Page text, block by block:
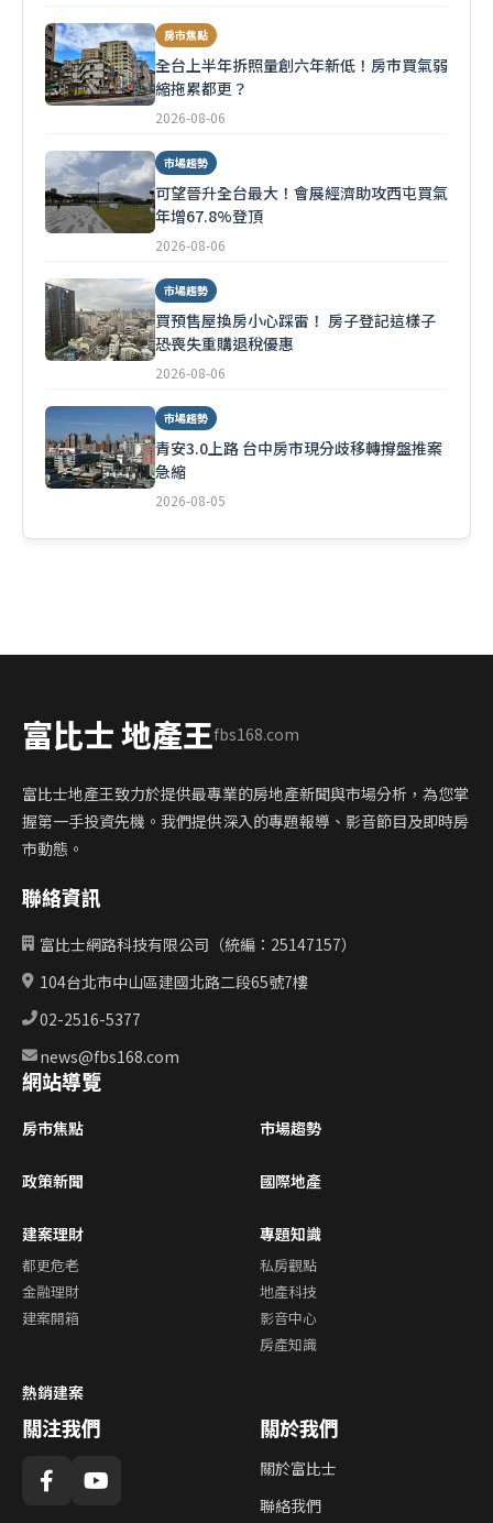
房市焦點
全台上半年拆照量創六年新低！房市買氣弱
縮拖累都更？
2026-08-06
市場趨勢
可望晉升全台最大！會展經濟助攻西屯買氣
年增67.8%登頂
2026-08-06
市場趨勢
買預售屋換房小心踩雷！ 房子登記這樣子
恐喪失重購退稅優惠
2026-08-06
市場趨勢
青安3.0上路 台中房市現分歧移轉撐盤推案
急縮
2026-08-05
富比士 地產王fbs168.com
富比士地產王致力於提供最專業的房地產新聞與市場分析，為您掌
握第一手投資先機。我們提供深入的專題報導、影音節目及即時房
市動態。
聯絡資訊
富比士網路科技有限公司（統編：25147157）
104台北市中山區建國北路二段65號7樓
02-2516-5377
news@fbs168.com
網站導覽
房市焦點 市場趨勢
政策新聞 國際地產
建案理財
都更危老
金融理財
建案開箱
專題知識
私房觀點
地產科技
影音中心
房產知識
熱銷建案
關注我們 關於我們
關於富比士
聯絡我們